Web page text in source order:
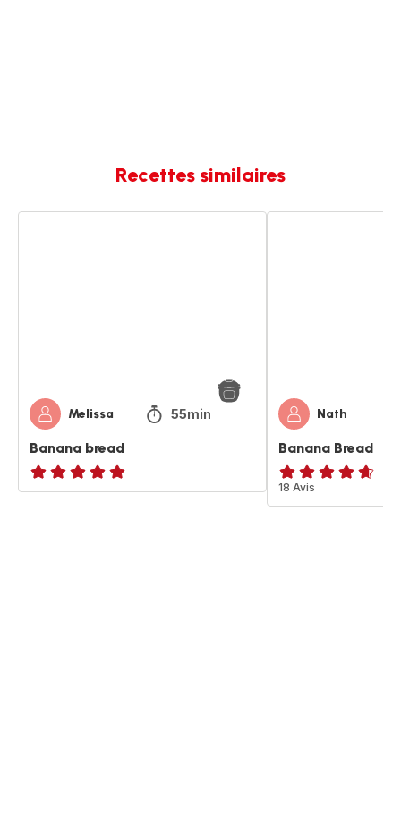
Recettes similaires
Melissa 55min
Banana bread
ratings.NaN
Nath
Banana Bread
ratings.4.6
18 Avis